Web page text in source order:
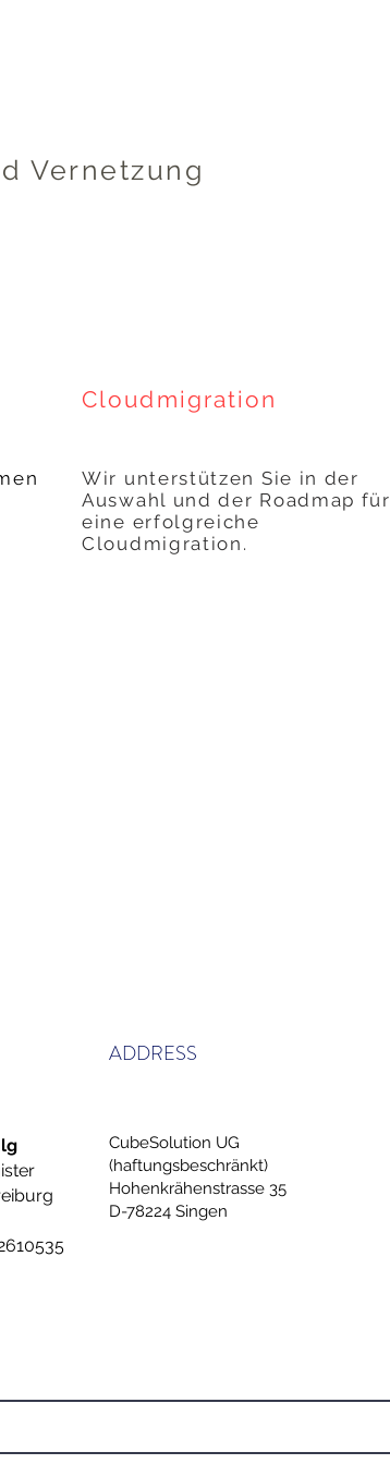
Vernetzung
Cloudmigration
Wir unterstützen Sie in der
Auswahl und der Roadmap für
eine erfolgreiche
Cloudmigration.
ADDRESS
CubeSolution UG
(haftungsbeschränkt)
Hohenkrähenstrasse 35
D-78224 Singen